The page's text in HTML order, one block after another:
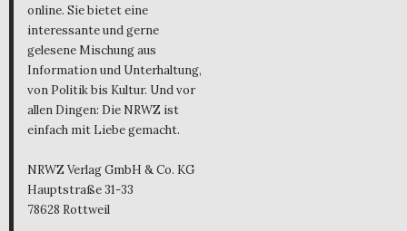
online. Sie bietet eine
interessante und gerne
gelesene Mischung aus
Information und Unterhaltung,
von Politik bis Kultur. Und vor
allen Dingen: Die NRWZ ist
einfach mit Liebe gemacht.
NRWZ Verlag GmbH & Co. KG
Hauptstraße 31-33
78628 Rottweil